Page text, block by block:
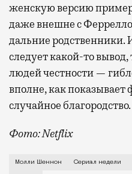
женскую версию
даже внешне с
дальние родственники.
следует какой-то вывод,
людей честности —
вполне, как показывает
случайное благородство.
Фото: Netflix
Когда-то Лонни
Молли Шеннон Сериал недели